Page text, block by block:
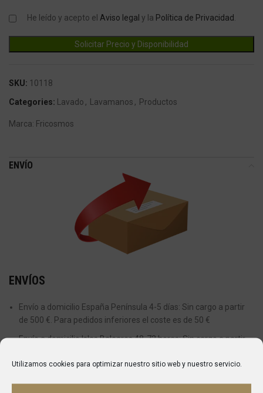
Utilizamos cookies para optimizar nuestro sitio web y nuestro servicio.
He leído y acepto el Aviso legal y la Política de Privacidad
SKU: 10118
Categories:
Lavado , Lavamanos , Productos
Marca: Fricosmos
ENVÍO
ENVÍOS
Envío a domicilio España Península 4-5 días: Sin cargo a partir
de 500 €. Para pedidos inferiores el coste es de 50 €
Envío a domicilio Islas Baleares 48-72 horas: Sin cargo a partir
Actualmente no realizamos envíos a Islas Canarias, Ceuta y
Melilla.